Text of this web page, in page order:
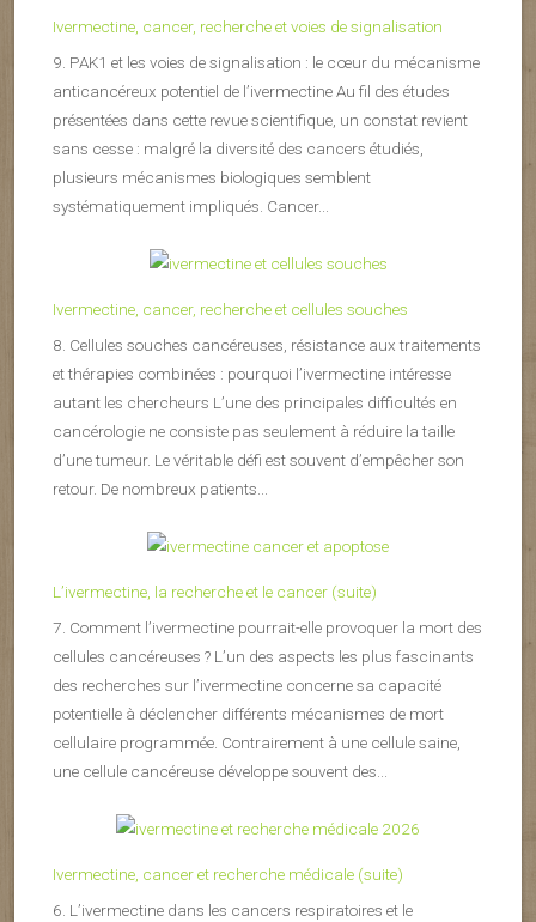
Ivermectine, cancer, recherche et voies de signalisation
9. PAK1 et les voies de signalisation : le cœur du mécanisme
anticancéreux potentiel de l’ivermectine Au fil des études
présentées dans cette revue scientifique, un constat revient
sans cesse : malgré la diversité des cancers étudiés,
plusieurs mécanismes biologiques semblent
systématiquement impliqués. Cancer...
Ivermectine, cancer, recherche et cellules souches
8. Cellules souches cancéreuses, résistance aux traitements
et thérapies combinées : pourquoi l’ivermectine intéresse
autant les chercheurs L’une des principales difficultés en
cancérologie ne consiste pas seulement à réduire la taille
d’une tumeur. Le véritable défi est souvent d’empêcher son
retour. De nombreux patients...
L’ivermectine, la recherche et le cancer (suite)
7. Comment l’ivermectine pourrait-elle provoquer la mort des
cellules cancéreuses ? L’un des aspects les plus fascinants
des recherches sur l’ivermectine concerne sa capacité
potentielle à déclencher différents mécanismes de mort
cellulaire programmée. Contrairement à une cellule saine,
une cellule cancéreuse développe souvent des...
Ivermectine, cancer et recherche médicale (suite)
6. L’ivermectine dans les cancers respiratoires et le